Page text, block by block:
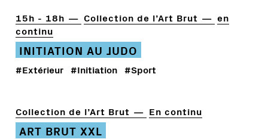
15h - 18h Collection de l’Art Brut
en
continu
INITIATION AU JUDO
#Extérieur #Initiation #Sport
Collection de l’Art Brut En continu
ART BRUT XXL